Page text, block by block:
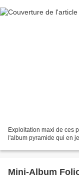
Exploitation maxi de ces
l'album pyramide qui en
Mini-Album